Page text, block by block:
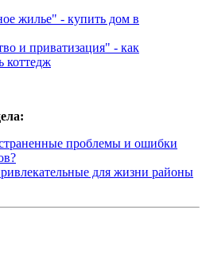
жилье" - купить дом в
и приватизация" - как
коттедж
проблемы и ошибки
для жизни районы